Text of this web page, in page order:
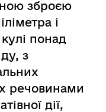
зброєю
і
понад
з
речовинами
дії,